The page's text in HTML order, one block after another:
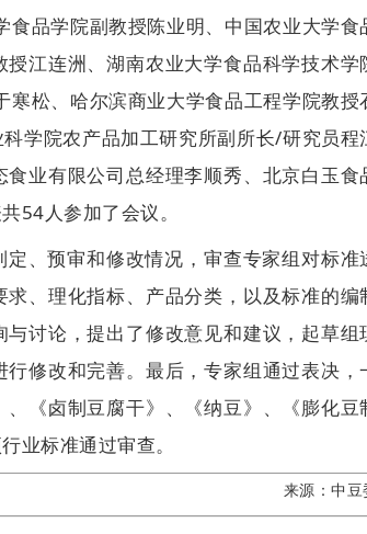
品学院副教授陈业明、中国农业大学食
江连洲、湖南农业大学食品科学技术学
松、哈尔滨商业大学食品工程学院教授
学院农产品加工研究所副所长/研究员程
业有限公司总经理李顺秀、北京白玉食
54人参加了会议。
、预审和修改情况，审查专家组对标准
、理化指标、产品分类，以及标准的编
讨论，提出了修改意见和建议，起草组
修改和完善。最后，专家组通过表决，
《卤制豆腐干》、《纳豆》、《膨化豆
业标准通过审查。
来源：中豆